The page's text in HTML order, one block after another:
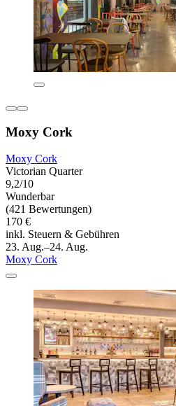
Moxy Cork
Moxy Cork
Victorian Quarter
9,2/10
Wunderbar
(421 Bewertungen)
170 €
inkl. Steuern & Gebühren
23. Aug.–24. Aug.
Moxy Cork